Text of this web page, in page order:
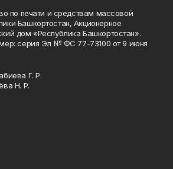
по печати и средствам массовой
Башкортостан, Акционерное
дом «Республика Башкортостан».
серия Эл № ФС 77-73100 от 9 июня
Г. Р.
Н. Р.